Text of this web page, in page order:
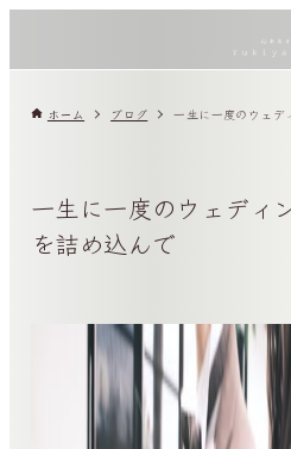
ホーム ブログ 一生に一度のウェデ
一生に一度のウェディ
を詰め込んで